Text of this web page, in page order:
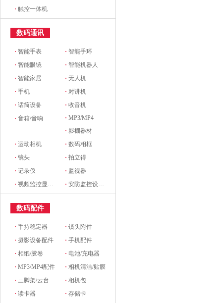
·触控一体机
数码通讯
·智能手表 ·智能手环
·智能眼镜 ·智能机器人
·智能家居 ·无人机
·手机 ·对讲机
·话筒设备 ·收音机
·音箱/音响 ·MP3/MP4
·影棚器材
·运动相机 ·数码相框
·镜头 ·拍立得
·记录仪 · 监视器
·视频监控显示设备及配件 ·安防监控设备及配件
数码配件
·手持稳定器 ·镜头附件
·摄影设备配件 ·手机配件
·相纸/胶卷 · 电池/充电器
·MP3/MP4配件 ·相机清洁/贴膜
·三脚架/云台 ·相机包
·读卡器 ·存储卡